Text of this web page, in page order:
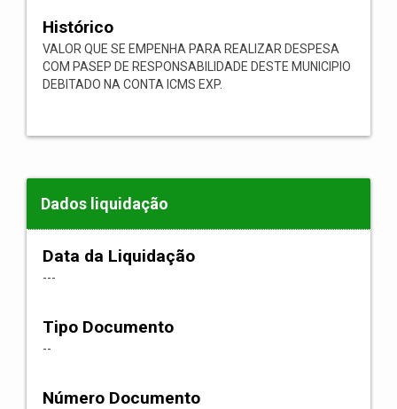
Histórico
VALOR QUE SE EMPENHA PARA REALIZAR DESPESA
COM PASEP DE RESPONSABILIDADE DESTE MUNICIPIO
DEBITADO NA CONTA ICMS EXP.
Dados liquidação
Data da Liquidação
---
Tipo Documento
--
Número Documento